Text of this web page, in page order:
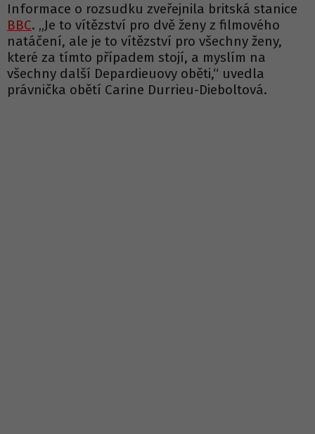
Informace o rozsudku zveřejnila britská stanice
BBC. „Je to vítězství pro dvě ženy z filmového
natáčení, ale je to vítězství pro všechny ženy,
které za tímto případem stojí, a myslím na
všechny další Depardieuovy oběti,“ uvedla
právnička obětí Carine Durrieu-Dieboltová.